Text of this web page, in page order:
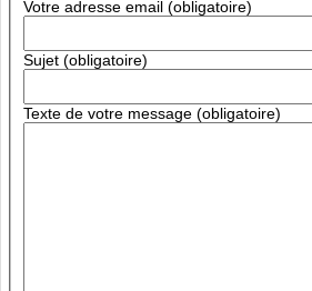
Votre adresse email (obligatoire)
Sujet (obligatoire)
Texte de votre message (obligatoire)